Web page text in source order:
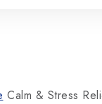
Calm & Stress